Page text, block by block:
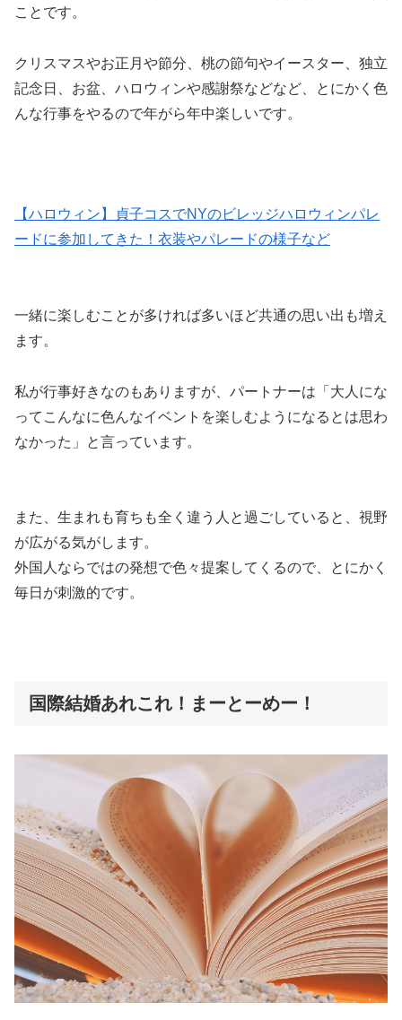
ことです。
クリスマスやお正月や節分、桃の節句やイースター、独立
記念日、お盆、ハロウィンや感謝祭などなど、とにかく色
んな行事をやるので年がら年中楽しいです。
【ハロウィン】貞子コスでNYのビレッジハロウィンパレ
ードに参加してきた！衣装やパレードの様子など
一緒に楽しむことが多ければ多いほど共通の思い出も増え
ます。
私が行事好きなのもありますが、パートナーは「大人にな
ってこんなに色んなイベントを楽しむようになるとは思わ
なかった」と言っています。
また、生まれも育ちも全く違う人と過ごしていると、視野
が広がる気がします。
外国人ならではの発想で色々提案してくるので、とにかく
毎日が刺激的です。
国際結婚あれこれ！まーとーめー！